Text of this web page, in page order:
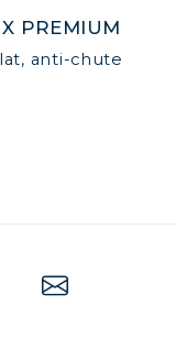
PREMIUM
anti-chute